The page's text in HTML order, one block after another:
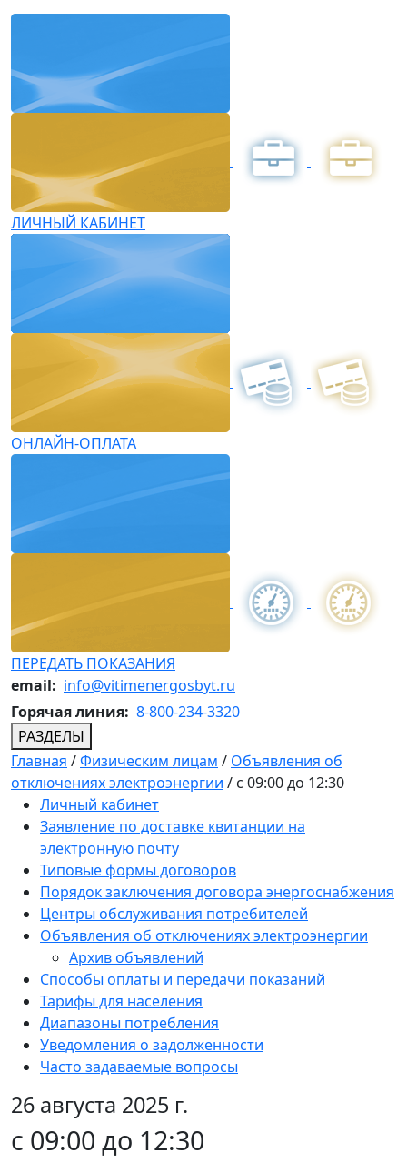
ЛИЧНЫЙ КАБИНЕТ
ОНЛАЙН-ОПЛАТА
ПЕРЕДАТЬ ПОКАЗАНИЯ
email: info@vitimenergosbyt.ru
Горячая линия: 8-800-234-3320
РАЗДЕЛЫ
Главная /Физическим лицам / Объявления об
отключениях электроэнергии / с 09:00 до 12:30
Личный кабинет
Заявление по доставке квитанции на
электронную почту
Типовые формы договоров
Порядок заключения договора энергоснабжения
Центры обслуживания потребителей
Объявления об отключениях электроэнергии
Архив объявлений
Способы оплаты и передачи показаний
Тарифы для населения
Диапазоны потребления
Уведомления о задолженности
Часто задаваемые вопросы
26 августа 2025 г.
с 09:00 до 12:30